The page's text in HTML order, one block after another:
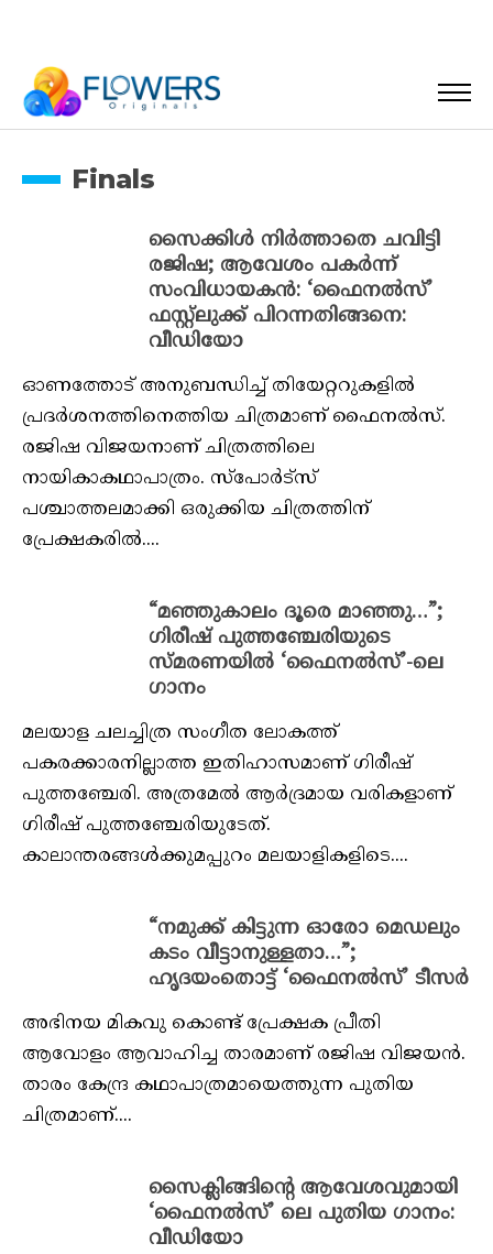
Finals
സൈക്കിള്‍ നിര്‍ത്താതെ ചവിട്ടി
രജിഷ; ആവേശം പകര്‍ന്ന്
സംവിധായകന്‍: ‘ഫൈനല്‍സ്’
ഫസ്റ്റ്‌ലുക്ക് പിറന്നതിങ്ങനെ:
വീഡിയോ
ഓണത്തോട് അനുബന്ധിച്ച് തിയേറ്ററുകളില്‍
പ്രദര്‍ശനത്തിനെത്തിയ ചിത്രമാണ് ഫൈനല്‍സ്.
രജിഷ വിജയനാണ് ചിത്രത്തിലെ
നായികാകഥാപാത്രം. സ്‌പോര്‍ട്‌സ്
പശ്ചാത്തലമാക്കി ഒരുക്കിയ ചിത്രത്തിന്
പ്രേക്ഷകരില്‍....
“മഞ്ഞുകാലം ദൂരെ മാഞ്ഞു…”;
ഗിരീഷ് പുത്തഞ്ചേരിയുടെ
സ്മരണയില്‍ ‘ഫൈനല്‍സ്’-ലെ
ഗാനം
മലയാള ചലച്ചിത്ര സംഗീത ലോകത്ത്
പകരക്കാരനില്ലാത്ത ഇതിഹാസമാണ് ഗിരീഷ്
പുത്തഞ്ചേരി. അത്രമേല്‍ ആര്‍ദ്രമായ വരികളാണ്
ഗിരീഷ് പുത്തഞ്ചേരിയുടേത്.
കാലാന്തരങ്ങള്‍ക്കുമപ്പുറം മലയാളികളിടെ....
“നമുക്ക് കിട്ടുന്ന ഓരോ മെഡലും
കടം വീട്ടാനുള്ളതാ…”;
ഹൃദയംതൊട്ട് ‘ഫൈനല്‍സ്’ ടീസര്‍
അഭിനയ മികവു കൊണ്ട് പ്രേക്ഷക പ്രീതി
ആവോളം ആവാഹിച്ച താരമാണ് രജിഷ വിജയന്‍.
താരം കേന്ദ്ര കഥാപാത്രമായെത്തുന്ന പുതിയ
ചിത്രമാണ്....
സൈക്ലിങ്ങിന്‍റെ ആവേശവുമായി
‘ഫൈനല്‍സ്’ ലെ പുതിയ ഗാനം:
വീഡിയോ